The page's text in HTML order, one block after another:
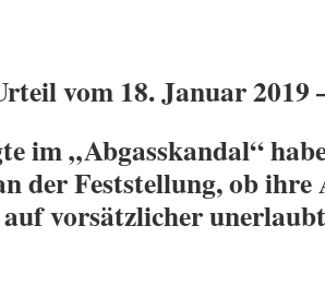
vom 18. Januar 2019
im „Abgasskandal“
der Feststellung, ob ihre
vorsätzlicher